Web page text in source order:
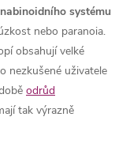
systému
nebo paranoia.
obsahují velké
nezkušené uživatele
odrůd
tak výrazně